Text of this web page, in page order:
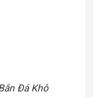
Đá Khô